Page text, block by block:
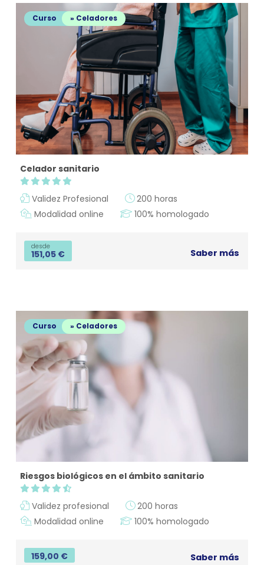
Curso » Celadores
Celador sanitario
Validez Profesional
200 horas
Modalidad online
100% homologado
desde
151,05 € Saber más
Curso » Celadores
Riesgos biológicos en el ámbito sanitario
Validez profesional
200 horas
Modalidad online
100% homologado
159,00 € Saber más